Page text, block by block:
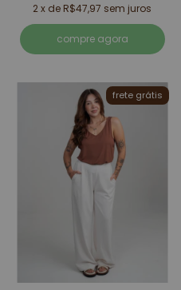
2x de R$47,97 sem juros
compre agora
frete grátis